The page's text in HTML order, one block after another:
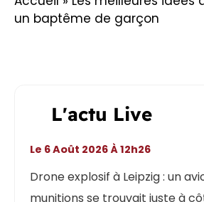
un baptême de garçon
L'actu Live
Drone explosif à Leipzig : un
munitions se trouvait juste à
Le 6 Août 2026 À 12h26